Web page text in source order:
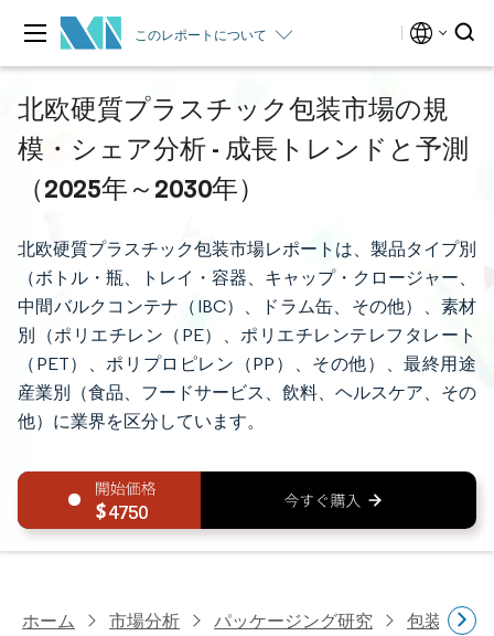
このレポートについて
北欧硬質プラスチック包装市場の規
模・シェア分析 - 成長トレンドと予測
（2025年～2030年）
北欧硬質プラスチック包装市場レポートは、製品タイプ別
（ボトル・瓶、トレイ・容器、キャップ・クロージャー、
中間バルクコンテナ（IBC）、ドラム缶、その他）、素材
別（ポリエチレン（PE）、ポリエチレンテレフタレート
（PET）、ポリプロピレン（PP）、その他）、最終用途
産業別（食品、フードサービス、飲料、ヘルスケア、その
他）に業界を区分しています。
4750
ホーム 市場分析 パッケージング研究 包装形態